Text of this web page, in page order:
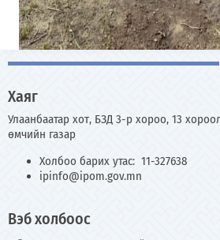
Хаяг
Улаанбаатар хот, БЗД 3-р хороо, 13
өмчийн газар
Холбоо барих утас: 11-327638
ipinfo@ipom.gov.mn
Вэб холбоос